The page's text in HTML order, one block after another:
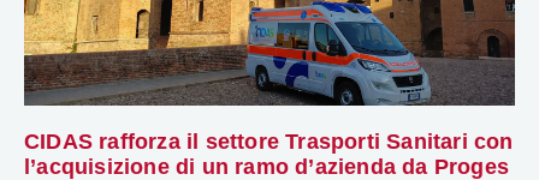
CIDAS rafforza il settore Trasporti Sanitari con
l’acquisizione di un ramo d’azienda da Proges